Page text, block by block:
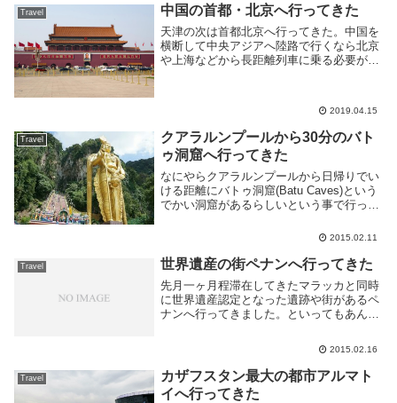
部、カザフスタ...
Travel 中国の首都・北京へ行ってきた
天津の次は首都北京へ行ってきた。中国を
横断して中央アジアへ陸路で行くなら北京
や上海などから長距離列車に乗る必要があ
2019.04.15
Travel
クアラルンプールから30分のバト
ゥ洞窟へ行ってきた
なにやらクアラルンプールから日帰りでい
ける距離にバトゥ洞窟(Batu Caves)という
でかい洞窟があるらしいという事で行って
Komuter で 30分程度のとこにある Batu
2015.02.11
Travel 世界遺産の街ペナンへ行ってきた
先月一ヶ月程滞在してきたマラッカと同時
に世界遺産認定となった遺跡や街があるペ
ナンへ行ってきました。といってもあんま
らぶらしていた以外は宿に引きこもってま
したね。ペナンとはマレーシアに古くから
ある都市でマ...
2015.02.16
Travel
カザフスタン最大の都市アルマト
イへ行ってきた